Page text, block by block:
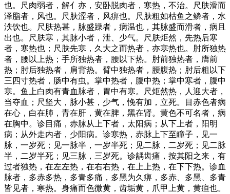
也。尺肉弱者，解亻亦，安卧脱肉者，寒热，不治。尺肤滑而
泽脂者，风也。尺肤涩者，风痹也。尺肤粗如枯鱼之鳞者，水
泆饮也。尺肤热甚，脉盛躁者，病温也，其脉盛而滑者，病且
出也。尺肤寒，其脉小者，泄、少气。尺肤炬然，先热后寒
者，寒热也；尺肤先寒，久大之而热者，亦寒热也。肘所独热
者，腰以上热；手所独热者，腰以下热。肘前独热者，膺前
热；肘后独热者，肩背热。臂中独热者，腰腹热；肘后粗以下
三四寸热者，肠中有虫。掌中热者，腹中热；掌中寒者，腹中
寒。鱼上白肉有青血脉者，胃中有寒。尺炬然热，人迎大者，
当夺血；尺坚大，脉小甚，少气，悗有加，立死。目赤色者病
在心，白在肺，青在肝，黄在脾，黑在肾。黄色不可名者，病
在胸中。诊目痛，赤脉从上下者，太阳病；从下上者，阳明
病；从外走内者，少阳病。诊寒热，赤脉上下至瞳子，见一
脉，一岁死；见一脉半，一岁半死；见二脉，二岁死；见二脉
半，二岁半死；见三脉，三岁死。诊龋齿痛，按其阳之来，有
过者独热，在左左热，在右右热，在上上热，在下下热。诊血
脉者，多赤多热，多青多痛，多黑为久痹，多赤、多黑、多青
皆见者，寒热。身痛而色微黄，齿垢黄，爪甲上黄，黄疸也。